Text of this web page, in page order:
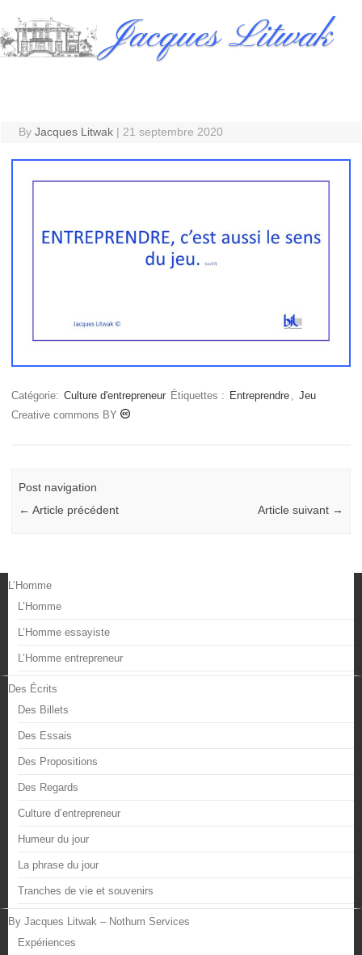
to
content
Jacques Litwak
By Jacques Litwak | 21 septembre 2020
Catégorie: Culture d'entrepreneur Étiquettes : Entreprendre
Jeu
Creative commons BY
Post navigation
← Article précédent Article suivant →
L’Homme
L’Homme
L’Homme essayiste
L’Homme entrepreneur
Des Écrits
Des Billets
Des Essais
Des Propositions
Des Regards
Culture d’entrepreneur
Humeur du jour
La phrase du jour
Tranches de vie et souvenirs
By Jacques Litwak – Nothum Services
Expériences